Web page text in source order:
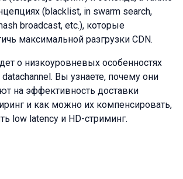
(blaсklist, in swarm search,
broadcast, etc.), которые
максимальной разгрузки CDN.
о низкоуровневых особенностях
Вы узнаете, почему они
на эффективность доставки
и как можно их компенсировать,
low latency и HD-стриминг.